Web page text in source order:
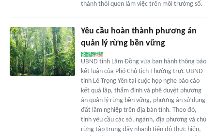
thành thói quen làm việc trên môi trường số.
Yêu cầu hoàn thành phương án
quản lý rừng bền vững
UBND tỉnh Lâm Đồng vừa ban hành thông báo
kết luận của Phó Chủ tịch Thường trực UBND
tỉnh Lê Trọng Yên tại cuộc họp nghe báo cáo
kết quả lập, thẩm định và phê duyệt phương
án quản lý rừng bền vững, phương án sử dụng
đất lâm nghiệp trên địa bàn tỉnh. Theo đó,
tỉnh yêu cầu các sở, ngành, địa phương và chủ
rừng tập trung đẩy nhanh tiến độ thực hiện,